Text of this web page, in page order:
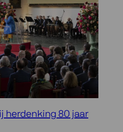
herdenking 80 jaar